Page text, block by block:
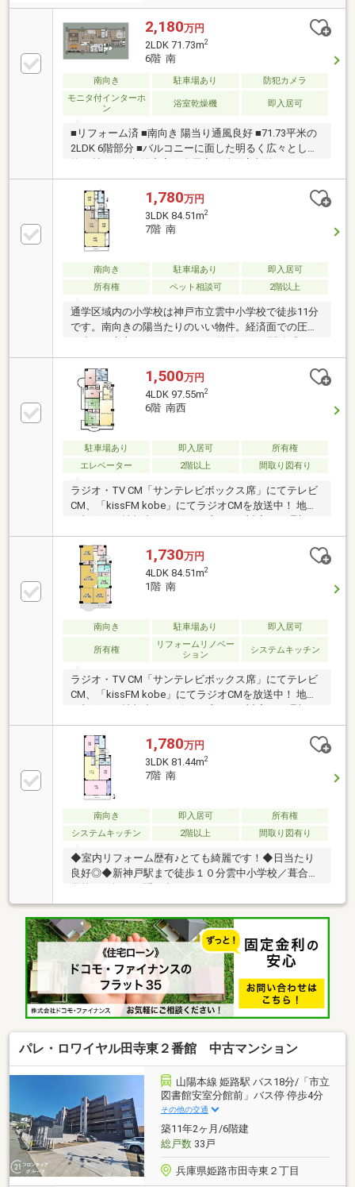
2,180万円
2LDK 71.73m2
6階 南
南向き 駐車場あり
防犯カメラ
モニタ付インターホ
ン
浴室乾燥機 即入居可
■リフォーム済 ■南向き 陽当り通風良好 ■71.73平米の
2LDK 6階部分 ■バルコニーに面した明るく広々とした
SIC
1,780万円
3LDK 84.51m2
7階 南
南向き 駐車場あり
即入居可
所有権
ペット相談可 2階以上
通学区域内の小学校は神戸市立雲中小学校で徒歩11分
です。南向きの陽当たりのいい物件。経済面での圧迫
る間取りの3ＬＤＫ物件です。当社スタッフがお客さ
1,500万円
4LDK 97.55m2
6階 南西
駐車場あり 即入居可
所有権
エレベーター
2階以上 間取り図有り
ラジオ・TV CM「サンテレビボックス席」にてテレビ
CM、「kissFM kobe」にてラジオCMを放送中！ 地域
住まい探しをサポート致します♪
1,730万円
4LDK 84.51m2
1階 南
南向き 駐車場あり 即入居可
所有権
リフォームリノベー
ション
システムキッチン
ラジオ・TV CM「サンテレビボックス席」にてテレビ
CM、「kissFM kobe」にてラジオCMを放送中！ 地域
住まい探しをサポート致します♪
1,780万円
3LDK 81.44m2
7階 南
南向き 即入居可
所有権
システムキッチン
2階以上 間取り図有り
◆室内リフォーム歴有♪とても綺麗です！◆日当たり
良好◎◆新神戸駅まで徒歩１０分雲中小学校／葺合中
パレ・ロワイヤル田寺東２番館 中古マンション
山陽本線 姫路駅 バス18分/「市立
図書館安室分館前」バス停 停歩4分
その他の交通
築11年2ヶ月/6階建
総戸数33戸
兵庫県姫路市田寺東２丁目